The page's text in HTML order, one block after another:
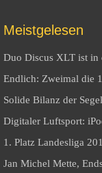
Meistgelesen
Duo Discus XLT ist in
Endlich: Zweimal die
Solide Bilanz der
Digitaler Luftsport:
1. Platz Landesliga
Jan Michel Mette,